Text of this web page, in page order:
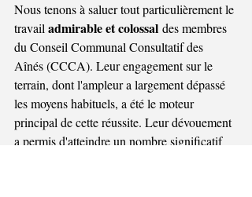
Nous tenons à saluer tout particulièrement le
travail admirable et colossal des membres
du Conseil Communal Consultatif des
Aînés (CCCA). Leur engagement sur le
terrain, dont l'ampleur a largement dépassé
les moyens habituels, a été le moteur
principal de cette réussite. Leur dévouement
a permis d'atteindre un nombre significatif